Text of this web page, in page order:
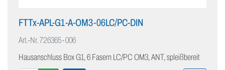
FTTx-APL-G1-A-OM3-06LC/PC-DIN
Art.-Nr.726365-006
Hausanschluss Box G1, 6 Fasern LC/PC OM3, ANT, spleißbereit